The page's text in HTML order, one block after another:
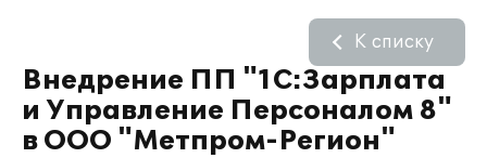
Внедрение ПП "1С:Зарплата
и Управление Персоналом 8"
в ООО "Метпром-Регион"
К списку